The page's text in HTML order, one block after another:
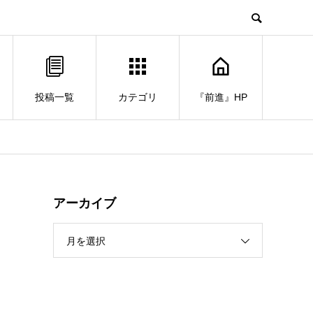
投稿一覧 カテゴリ 『前進』HP
アーカイブ
月を選択